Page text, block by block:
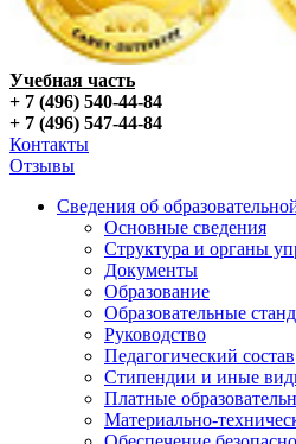
Учебная часть
+ 7 (496) 540-44-84
+ 7 (496) 547-44-84
Контакты
Отзывы
Сведения об
Основные сведения
Структура и органы
Документы
Образование
Образовательные
Руководство
Педагогический состав
Стипендии и иные
Платные
Материально-